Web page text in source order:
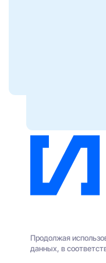
Продолжая
данных, в